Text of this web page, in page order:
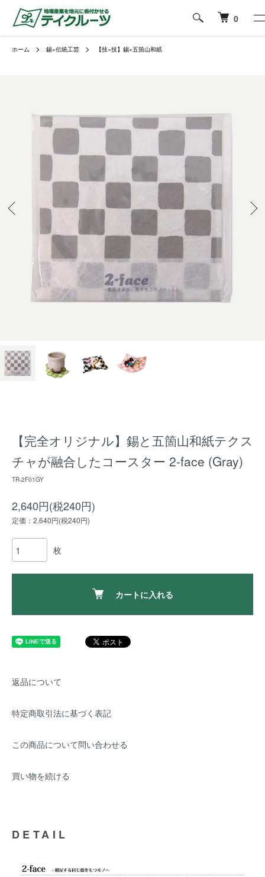
0
ホーム 錫×伝統工芸 【技×技】錫×五箇山和紙
【完全オリジナル】錫と五箇山和紙テクス
チャが融合したコースター 2-face (Gray)
TR-2F01GY
2,640円(税240円)
定価：2,640円(税240円)
枚
カートに入れる
返品について
特定商取引法に基づく表記
この商品について問い合わせる
買い物を続ける
DETAIL